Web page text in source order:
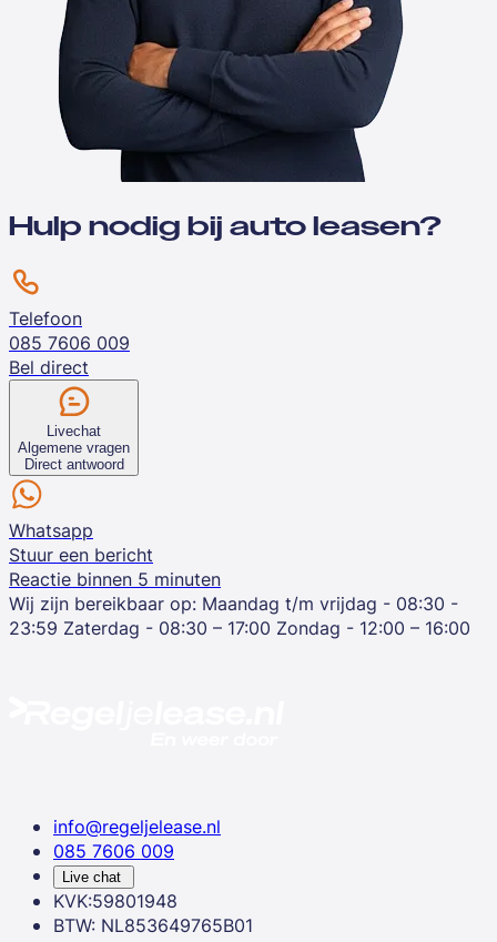
Hulp nodig bij auto leasen?
Telefoon
085 7606 009
Bel direct
Livechat
Algemene vragen
Direct antwoord
Whatsapp
Stuur een bericht
Reactie binnen 5 minuten
Wij zijn bereikbaar op: Maandag t/m vrijdag - 08:30 -
23:59 Zaterdag - 08:30 – 17:00 Zondag - 12:00 – 16:00
info@regeljelease.nl
085 7606 009
Live chat
KVK:59801948
BTW: NL853649765B01